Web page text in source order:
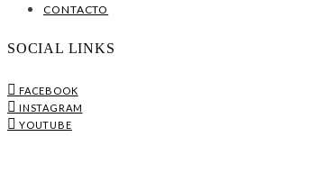
CONTACTO
SOCIAL LINKS
FACEBOOK
INSTAGRAM
YOUTUBE